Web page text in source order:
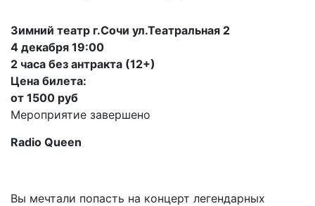
Зимний театр г.Сочи ул.Театральная 2
4 декабря 19:00
2 часа без антракта (12+)
Цена билета:
от 1500 руб
Мероприятие завершено
Radio Queen
Вы мечтали попасть на концерт легендарных